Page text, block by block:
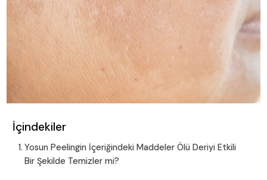
İçindekiler
Yosun Peelingin İçeriğindeki Maddeler Ölü Deriyi Etkili
Bir Şekilde Temizler mi?